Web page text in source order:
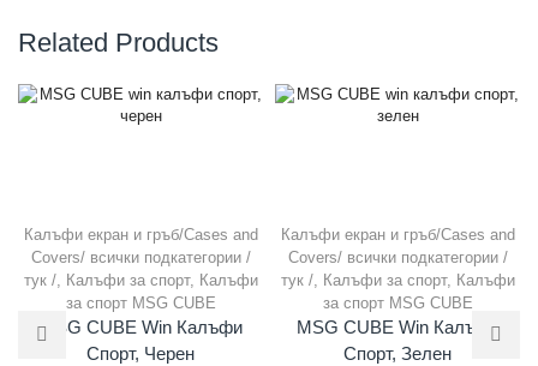
Related Products
Калъфи екран и гръб/Cases and
Covers/ всички подкатегории /
тук /, Калъфи за спорт, Калъфи
за спорт MSG CUBE
MSG CUBE Win Калъфи
Спорт, Черен
Калъфи екран и гръб/Cases and
Covers/ всички подкатегории /
тук /, Калъфи за спорт, Калъфи
за спорт MSG CUBE
MSG CUBE Win Калъфи
Спорт, Зелен